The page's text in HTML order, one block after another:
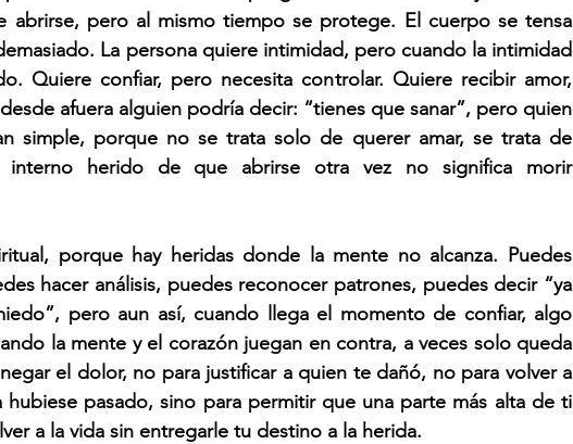
abrirse, pero al mismo tiempo se protege. El cuerpo se tensa
La persona quiere intimidad, pero cuando la intimidad
Quiere confiar, pero necesita controlar. Quiere recibir amor,
afuera alguien podría decir: “tienes que sanar”, pero quien
simple, porque no se trata solo de querer amar, se trata de
interno herido de que abrirse otra vez no significa morir
porque hay heridas donde la mente no alcanza. Puedes
hacer análisis, puedes reconocer patrones, puedes decir “ya
pero aun así, cuando llega el momento de confiar, algo
la mente y el corazón juegan en contra, a veces solo queda
el dolor, no para justificar a quien te dañó, no para volver a
pasado, sino para permitir que una parte más alta de ti
a la vida sin entregarle tu destino a la herida.